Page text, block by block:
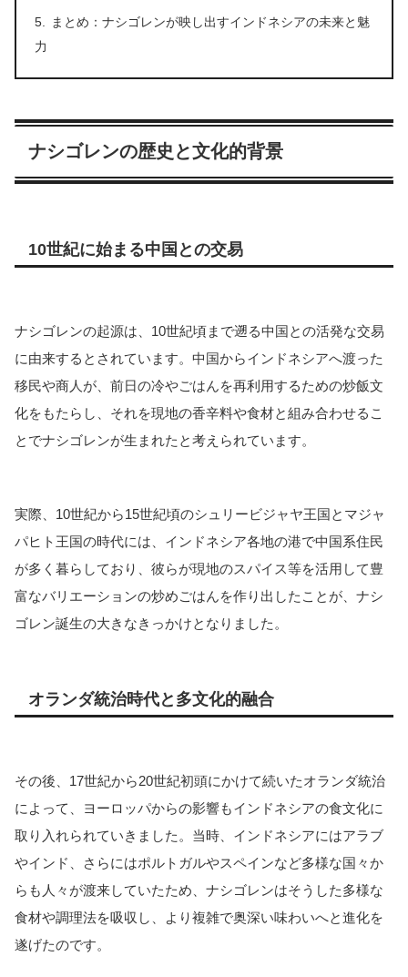
まとめ：ナシゴレンが映し出すインドネシアの未来と魅
力
ナシゴレンの歴史と文化的背景
10世紀に始まる中国との交易
ナシゴレンの起源は、10世紀頃まで遡る中国との活発な交易
に由来するとされています。中国からインドネシアへ渡った
移民や商人が、前日の冷やごはんを再利用するための炒飯文
化をもたらし、それを現地の香辛料や食材と組み合わせるこ
とでナシゴレンが生まれたと考えられています。
実際、10世紀から15世紀頃のシュリービジャヤ王国とマジャ
パヒト王国の時代には、インドネシア各地の港で中国系住民
が多く暮らしており、彼らが現地のスパイス等を活用して豊
富なバリエーションの炒めごはんを作り出したことが、ナシ
ゴレン誕生の大きなきっかけとなりました。
オランダ統治時代と多文化的融合
その後、17世紀から20世紀初頭にかけて続いたオランダ統治
によって、ヨーロッパからの影響もインドネシアの食文化に
取り入れられていきました。当時、インドネシアにはアラブ
やインド、さらにはポルトガルやスペインなど多様な国々か
らも人々が渡来していたため、ナシゴレンはそうした多様な
食材や調理法を吸収し、より複雑で奥深い味わいへと進化を
遂げたのです。